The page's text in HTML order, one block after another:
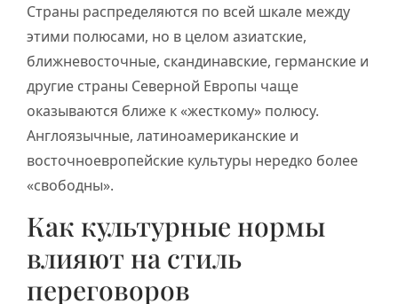
Страны распределяются по всей шкале между
этими полюсами, но в целом азиатские,
ближневосточные, скандинавские, германские и
другие страны Северной Европы чаще
оказываются ближе к «жесткому» полюсу.
Англоязычные, латиноамериканские и
восточноевропейские культуры нередко более
«свободны».
Как культурные нормы
влияют на стиль
переговоров